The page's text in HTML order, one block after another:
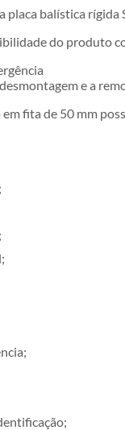
placa balística
do produto
e a
fita de 50 mm